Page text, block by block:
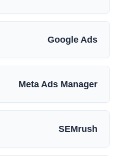
Google Ads
Meta Ads Manager
SEMrush